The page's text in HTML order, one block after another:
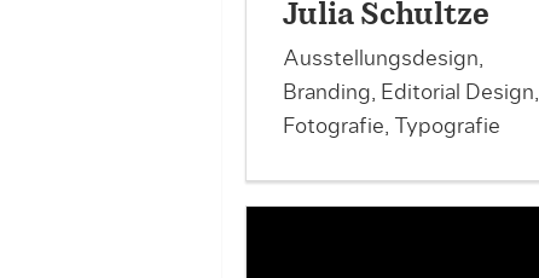
Julia Schultze
Ausstellungsdesign,
Branding, Editorial Design,
Fotografie, Typografie